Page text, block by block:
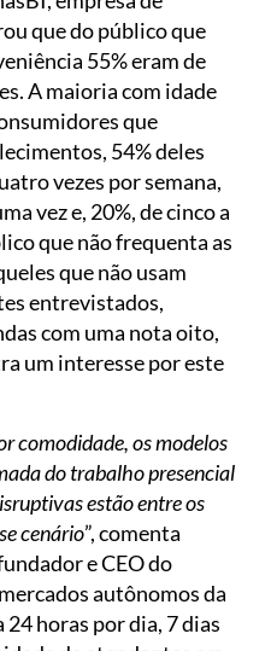
que do público que
55% eram de
A maioria com idade
que
54% deles
vezes por semana,
vez e, 20%, de cinco a
que não frequenta as
que não usam
entrevistados,
com uma nota oito,
um interesse por este
comodidade, os modelos
do trabalho presencial
estão entre os
cenário”, comenta
e CEO do
autônomos da
horas por dia, 7 dias